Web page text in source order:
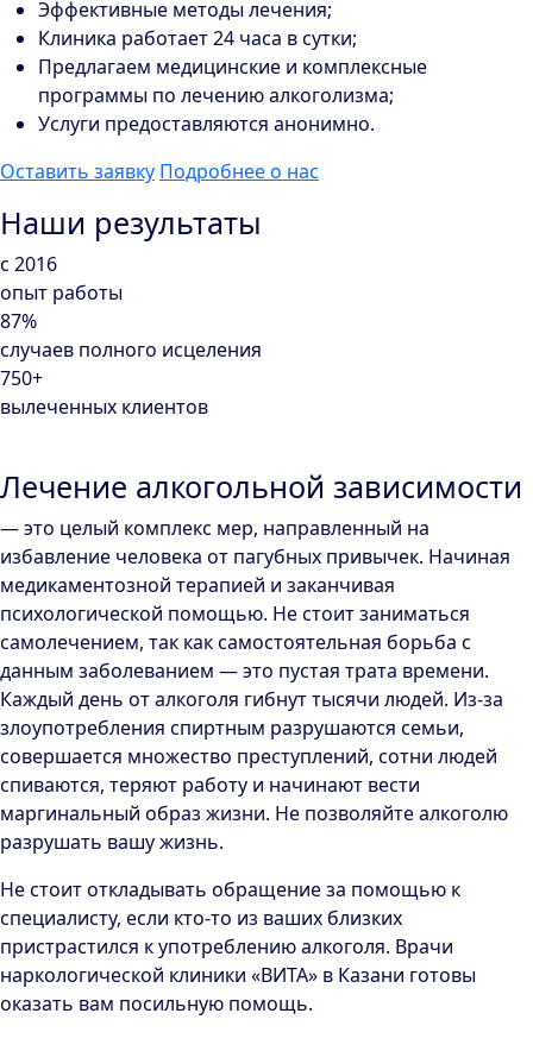
Эффективные методы лечения;
Клиника работает 24 часа в сутки;
Предлагаем медицинские и комплексные
программы по лечению алкоголизма;
Услуги предоставляются анонимно.
Оставить заявку Подробнее о нас
Наши результаты
с 2016
опыт работы
87%
случаев полного исцеления
750+
вылеченных клиентов
Лечение алкогольной зависимости
— это целый комплекс мер, направленный на
избавление человека от пагубных привычек. Начиная
медикаментозной терапией и заканчивая
психологической помощью. Не стоит заниматься
самолечением, так как самостоятельная борьба с
данным заболеванием — это пустая трата времени.
Каждый день от алкоголя гибнут тысячи людей. Из-за
злоупотребления спиртным разрушаются семьи,
совершается множество преступлений, сотни людей
спиваются, теряют работу и начинают вести
маргинальный образ жизни. Не позволяйте алкоголю
разрушать вашу жизнь.
Не стоит откладывать обращение за помощью к
специалисту, если кто-то из ваших близких
пристрастился к употреблению алкоголя. Врачи
наркологической клиники «ВИТА» в Казани готовы
оказать вам посильную помощь.